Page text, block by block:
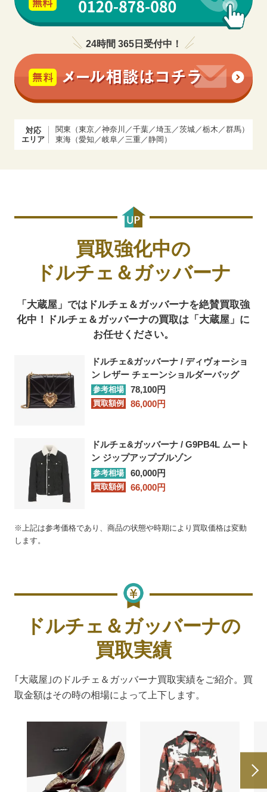
24時間 365日受付中！
対応
エリア
関東（東京／神奈川／千葉／埼玉／茨城／栃木／群馬）
東海（愛知／岐阜／三重／静岡）
買取強化中の
ドルチェ＆ガッバーナ
「大蔵屋」ではドルチェ＆ガッバーナを絶賛買取強
化中！
ドルチェ＆ガッバーナの買取は「大蔵屋」に
お任せください。
ドルチェ&ガッバーナ / ディヴォーショ
ン レザー チェーンショルダーバッグ
参考相場 78,100円
買取額例 86,000円
ドルチェ&ガッバーナ / G9PB4L ムート
ン ジップアップブルゾン
参考相場 60,000円
買取額例 66,000円
※上記は参考価格であり、商品の状態や時期により買取価格は変動
します。
ドルチェ＆ガッバーナの
買取実績
｢大蔵屋｣のドルチェ＆ガッバーナ買取実績をご紹介。買
取金額はその時の相場によって上下します。